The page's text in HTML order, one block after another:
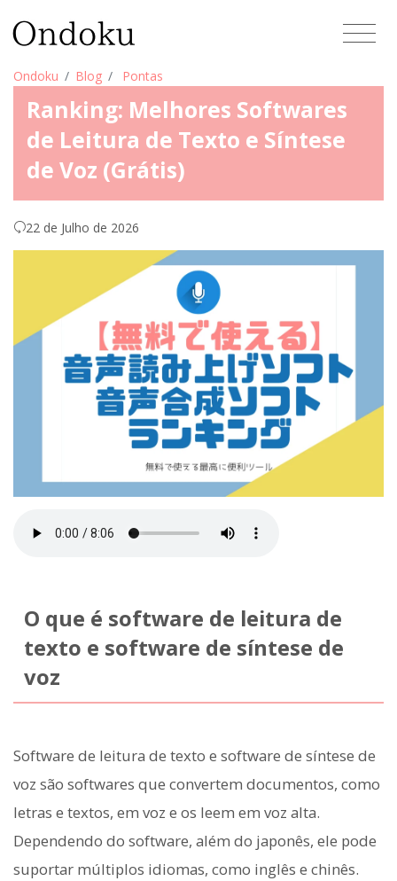
Ondoku Blog Pontas
Ranking: Melhores Softwares
de Leitura de Texto e Síntese
de Voz (Grátis)
22 de Julho de 2026
O que é software de leitura de
texto e software de síntese de
voz
Software de leitura de texto e software de síntese de
voz são softwares que convertem documentos, como
letras e textos, em voz e os leem em voz alta.
Dependendo do software, além do japonês, ele pode
suportar múltiplos idiomas, como inglês e chinês.